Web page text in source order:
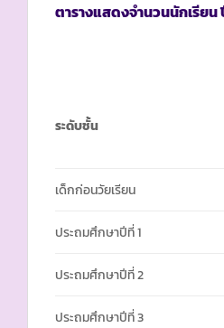
ตารางแสดงจำนวนนักเรียน
ระดับชั้น
เด็กก่อนวัยเรียน
ประถมศึกษาปีที่ 1
ประถมศึกษาปีที่ 2
ประถมศึกษาปีที่ 3